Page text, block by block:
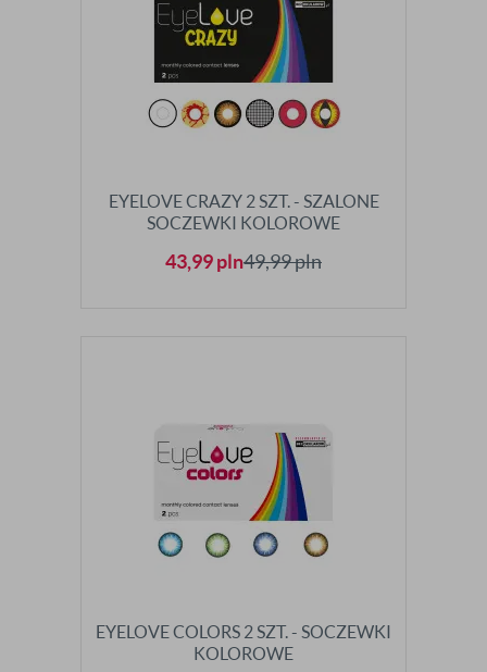
EYELOVE CRAZY 2 SZT. - SZALONE
SOCZEWKI KOLOROWE
43,99pln49,99pln
EYELOVE COLORS 2 SZT. - SOCZEWKI
KOLOROWE